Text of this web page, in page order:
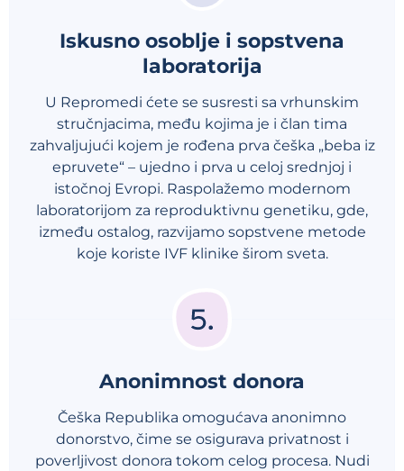
Iskusno osoblje i sopstvena
laboratorija
U Repromedi ćete se susresti sa vrhunskim
stručnjacima, među kojima je i član tima
zahvaljujući kojem je rođena prva češka „beba iz
epruvete“ – ujedno i prva u celoj srednjoj i
istočnoj Evropi. Raspolažemo modernom
laboratorijom za reproduktivnu genetiku, gde,
između ostalog, razvijamo sopstvene metode
koje koriste IVF klinike širom sveta.
Anonimnost donora
Češka Republika omogućava anonimno
donorstvo, čime se osigurava privatnost i
poverljivost donora tokom celog procesa. Nudi